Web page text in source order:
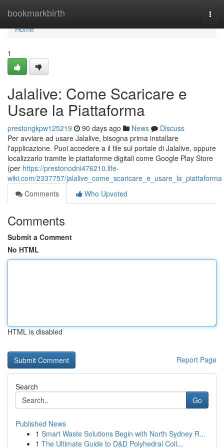
bookmarkbirth
Home
Home
1
Jalalive: Come Scaricare e
Usare la Piattaforma
prestongkpw125219 90 days ago News
Discuss
Per avviare ad usare Jalalive, bisogna prima installare
l'applicazione. Puoi accedere a il file sul portale di Jalalive, oppure
localizzarlo tramite le piattaforme digitali come Google Play Store
(per https://prestonodni476210.life-
wiki.com/2337757/jalalive_come_scaricare_e_usare_la_piattaforma
Comments
Who Upvoted
Comments
Submit a Comment
No HTML
HTML is disabled
Report Page
Search
Go
Published News
1 Smart Waste Solutions Begin with North Sydney R...
1 The Ultimate Guide to D&D Polyhedral Coll...